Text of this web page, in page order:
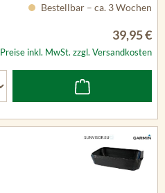
Bestellbar – ca. 3 Wochen
39,95 €
Preise inkl. MwSt. zzgl. Versandkosten